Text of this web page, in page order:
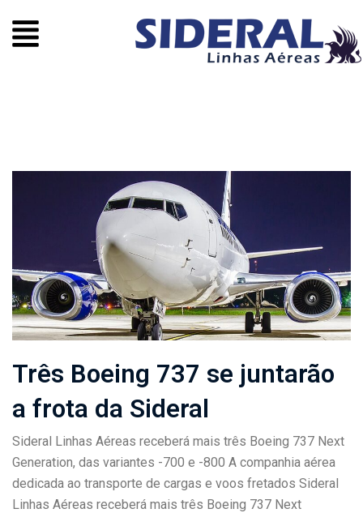
Três Boeing 737 se juntarão
a frota da Sideral
Sideral Linhas Aéreas receberá mais três Boeing 737 Next
Generation, das variantes -700 e -800 A companhia aérea
dedicada ao transporte de cargas e voos fretados Sideral
Linhas Aéreas receberá mais três Boeing 737 Next